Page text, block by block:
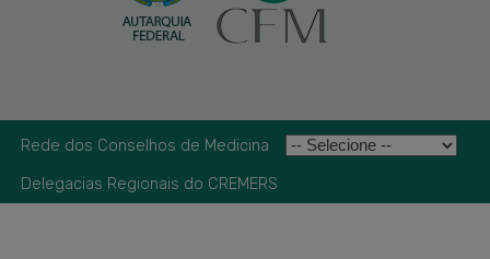
Rede dos Conselhos de Medicina
Delegacias Regionais do CREMERS